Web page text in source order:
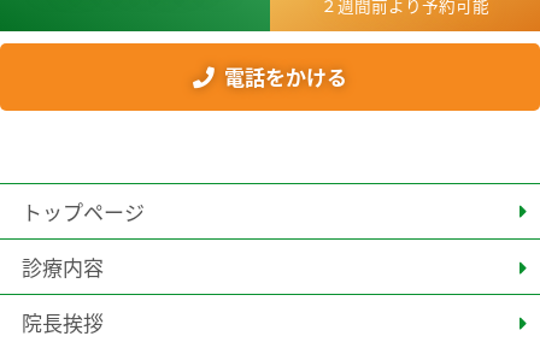
２週間前より予約可能
電話をかける
トップページ
診療内容
院長挨拶